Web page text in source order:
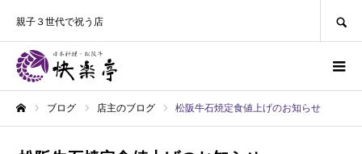
親子３世代で祝う店
ブログ 店主のブログ 松阪牛石焼定食値上げのお知らせ